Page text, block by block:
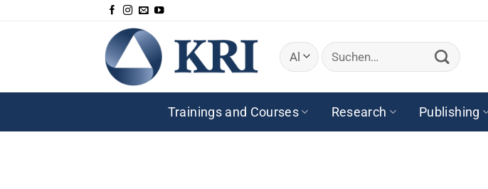
Suchen
nach:
Trainings and Courses Research Publishing